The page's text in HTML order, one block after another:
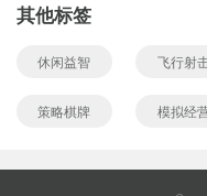
其他标签
休闲益智 飞行射
策略棋牌 模拟经